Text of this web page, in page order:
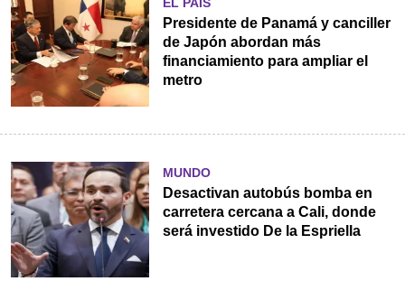
Presidente de Panamá y canciller
de Japón abordan más
financiamiento para ampliar el
metro
MUNDO
Desactivan autobús bomba en
carretera cercana a Cali, donde
será investido De la Espriella